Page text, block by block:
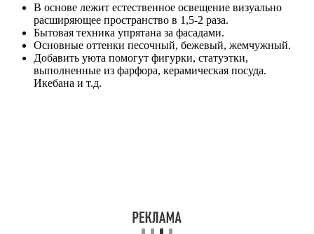
В основе лежит естественное освещение визуально
расширяющее пространство в 1,5-2 раза.
Бытовая техника упрятана за фасадами.
Основные оттенки песочный, бежевый, жемчужный.
Добавить уюта помогут фигурки, статуэтки,
выполненные из фарфора, керамическая посуда.
Икебана и т.д.